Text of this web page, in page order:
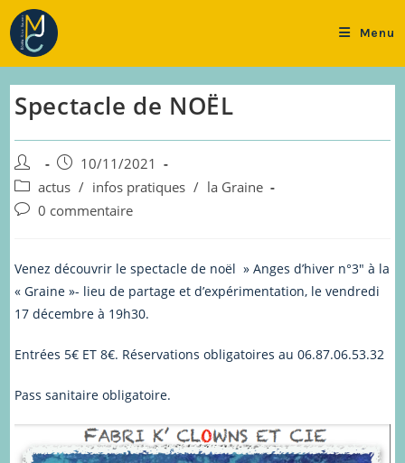
Skip
to
content
Menu
Spectacle de NOËL
Auteur/autrice
de
la
publication :
Publication
publiée :
10/11/2021
Post
category:
actus / infos pratiques / la Graine
Commentaires
publication :
0 commentaire
Venez découvrir le spectacle de noël » Anges d’hiver n°3″ à la
« Graine »- lieu de partage et d’expérimentation, le vendredi
17 décembre à 19h30.
Entrées 5€ ET 8€. Réservations obligatoires au 06.87.06.53.32
Pass sanitaire obligatoire.